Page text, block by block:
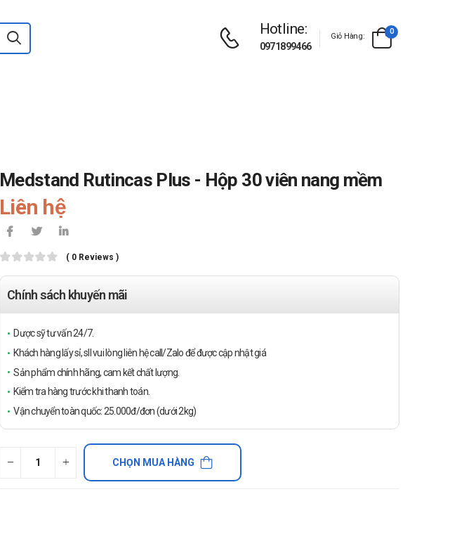
Hotline:
0971899466
Giỏ Hàng:
0
Medstand Rutincas Plus - Hộp 30 viên nang mềm
Liên hệ
( 0 Reviews )
Chính sách khuyến mãi
Dược sỹ tư vấn 24/7.
Khách hàng lấy sỉ, sll vui lòng liên hệ call/Zalo để được cập nhật giá
Sản phẩm chính hãng, cam kết chất lượng.
Kiểm tra hàng trước khi thanh toán.
Vận chuyển toàn quốc: 25.000đ/đơn (dưới 2kg)
CHỌN MUA HÀNG